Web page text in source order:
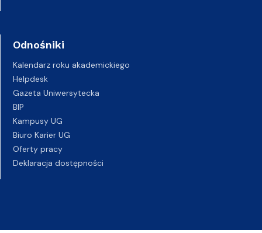
Odnośniki
Kalendarz roku akademickiego
Helpdesk
Gazeta Uniwersytecka
BIP
Kampusy UG
Biuro Karier UG
Oferty pracy
Deklaracja dostępności